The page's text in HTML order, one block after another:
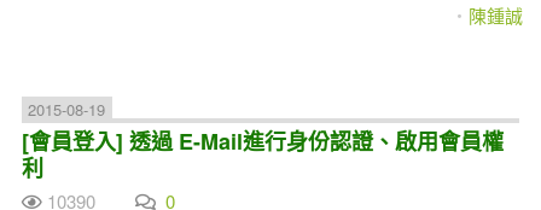
陳鍾誠
2015-08-19
[會員登入] 透過 E-Mail進行身份認證、啟用會員權
利
10390
0